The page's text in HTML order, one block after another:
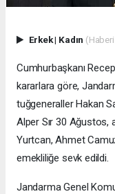
Erkek| Kadın
Cumhurbaşkanı
kararlara göre,
tuğgeneraller Hakan
Alper Sır 30 Ağustos,
Yurtcan, Ahmet
emekliliğe sevk edildi.
Jandarma Genel